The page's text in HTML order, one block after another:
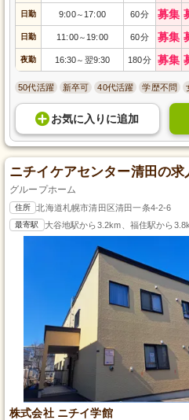
日勤 9:00～ 17:00 60分 募集
日勤 11:00～ 19:00 60分 募集
夜勤 16:30～ 翌9:30 180分 募集
50代活躍 新卒可 40代活躍 学歴不問
お気に入り に追加
ニチイケアセンター清田の求
グループホーム
住所 北海道札幌市清田区清田一条4-2-6
最寄駅 大谷地駅から3.2km、福住駅から
株式会社 ニチイ学館